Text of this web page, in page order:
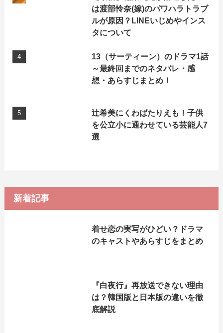
は渡部怜奈(嫁)のパワハラトラブ
ルが原因？LINEいじめやインス
タについて
13（サーティーン）のドラマ1話
～最終回までのネタバレ・感
想・あらすじまとめ！
辻希美にくわばたりえも！子供
を公立小に通わせている芸能人7
選
新着記事
着せ恋の実写がひどい？ドラマ
のキャストやあらすじをまとめ
『白夜行』再放送できない理由
は？韓国版と日本版の違いを徹
底解説